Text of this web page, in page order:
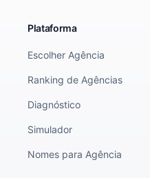
Plataforma
Escolher Agência
Ranking de Agências
Diagnóstico
Simulador
Nomes para Agência